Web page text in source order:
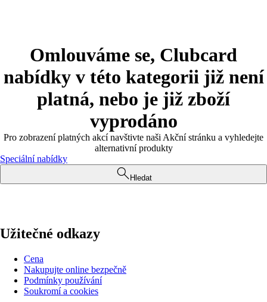
Omlouváme se, Clubcard
nabídky v této kategorii již není
platná, nebo je již zboží
vyprodáno
Pro zobrazení platných akcí navštivte naši Akční stránku a vyhledejte
alternativní produkty
Speciální nabídky
Hledat
Užitečné odkazy
Cena
Nakupujte online bezpečně
Podmínky používání
Soukromí a cookies